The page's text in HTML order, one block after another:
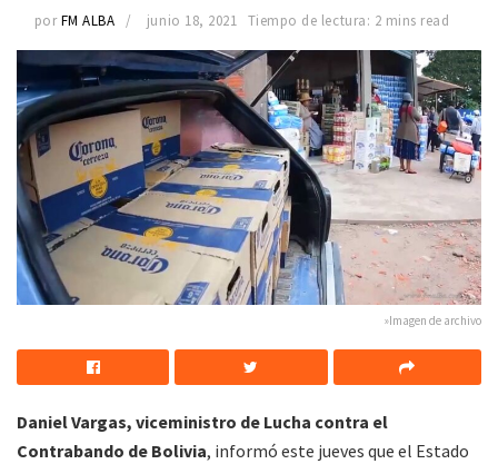
por FM ALBA junio 18, 2021 Tiempo de lectura: 2 mins read
»Imagen de archivo
Daniel Vargas, viceministro de Lucha contra el
Contrabando de Bolivia, informó este jueves que el Estado